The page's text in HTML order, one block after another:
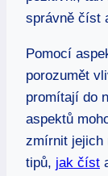
správně číst
Pomocí
porozumět
promítají do
aspektů
zmírnit jejich
tipů, jak číst